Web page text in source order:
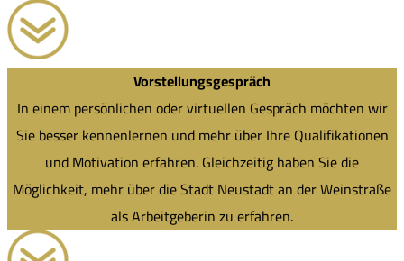
Vorstellungsgespräch
In einem persönlichen oder virtuellen Gespräch möchten wir
Sie besser kennenlernen und mehr über Ihre Qualifikationen
und Motivation erfahren. Gleichzeitig haben Sie die
Möglichkeit, mehr über die Stadt Neustadt an der Weinstraße
als Arbeitgeberin zu erfahren.